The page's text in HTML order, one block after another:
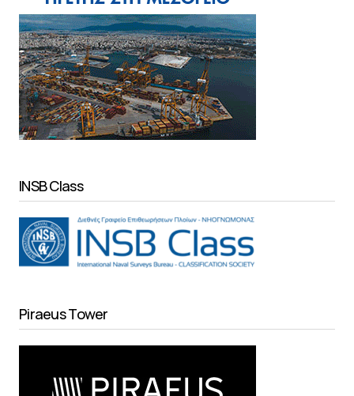
INSB Class
Piraeus Tower